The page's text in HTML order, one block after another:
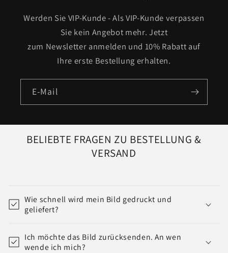
Werden Sie VIP-Kunde - Als VIP-Kunde verpassen
Sie kein Angebot mehr. Jetzt
zum Newsletter anmelden und 10% Rabatt auf
Ihre erste Bestellung erhalten.
E-Mail
BELIEBTE FRAGEN ZU BESTELLUNG &
VERSAND
Wie schnell wird mein Bild gedruckt und
geliefert?
Ich möchte das Bild zurücksenden. An wen
wende ich mich?